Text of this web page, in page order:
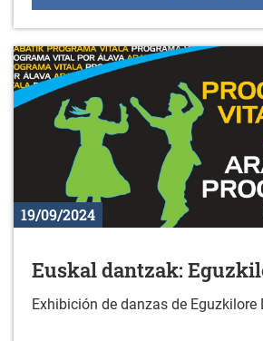
19/09/2024
Euskal dantzak:
Exhibición de danzas de Eguzkilore